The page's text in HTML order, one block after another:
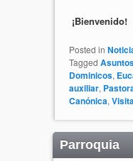
¡Bienvenido!
Posted in
Tagged
Dominicos,
auxiliar,
Canónica,
Parroquia